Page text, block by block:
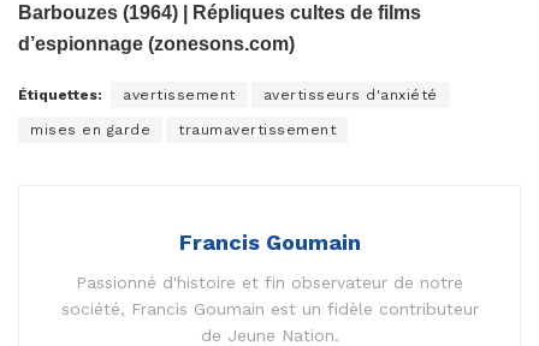
Barbouzes (1964) | Répliques cultes de films
d’espionnage (zonesons.com)
Étiquettes: avertissement avertisseurs d'anxiété
mises en garde traumavertissement
Francis Goumain
Passionné d'histoire et fin observateur de notre
société, Francis Goumain est un fidèle contributeur
de Jeune Nation.